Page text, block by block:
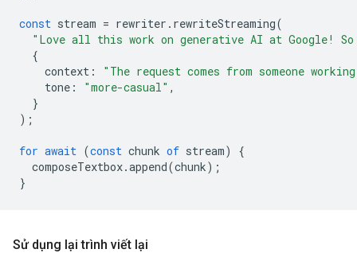
const stream = rewriter . rewriteStreaming(
"Love all this work on generative AI at Google!
{
context :
"The request comes from someone
tone : "more-casual" ,
}
);
for await (const chunk of stream)
{
composeTextbox.append(chunk);
}
Sử dụng lại trình viết lại